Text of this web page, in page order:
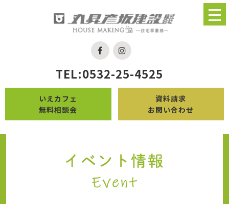
TEL:0532-25-4525
いえカフェ
無料相談会
資料請求
お問い合わせ